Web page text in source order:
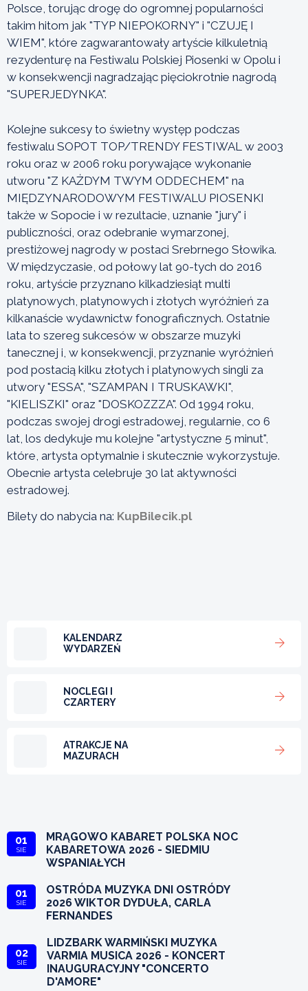
Polsce, torując drogę do ogromnej popularności
takim hitom jak "TYP NIEPOKORNY" i "CZUJĘ I
WIEM", które zagwarantowały artyście kilkuletnią
rezydenturę na Festiwalu Polskiej Piosenki w Opolu i
w konsekwencji nagradzając pięciokrotnie nagrodą
"SUPERJEDYNKA".
Kolejne sukcesy to świetny występ podczas
festiwalu SOPOT TOP/TRENDY FESTIWAL w 2003
roku oraz w 2006 roku porywające wykonanie
utworu "Z KAŻDYM TWYM ODDECHEM" na
MIĘDZYNARODOWYM FESTIWALU PIOSENKI
także w Sopocie i w rezultacie, uznanie "jury" i
publiczności, oraz odebranie wymarzonej,
prestiżowej nagrody w postaci Srebrnego Słowika.
W międzyczasie, od połowy lat 90-tych do 2016
roku, artyście przyznano kilkadziesiąt multi
platynowych, platynowych i złotych wyróżnień za
kilkanaście wydawnictw fonograficznych. Ostatnie
lata to szereg sukcesów w obszarze muzyki
tanecznej i, w konsekwencji, przyznanie wyróżnień
pod postacią kilku złotych i platynowych singli za
utwory "ESSA", "SZAMPAN I TRUSKAWKI",
"KIELISZKI" oraz "DOSKOZZZA". Od 1994 roku,
podczas swojej drogi estradowej, regularnie, co 6
lat, los dedykuje mu kolejne "artystyczne 5 minut",
które, artysta optymalnie i skutecznie wykorzystuje.
Obecnie artysta celebruje 30 lat aktywności
estradowej.
Bilety do nabycia na: KupBilecik.pl
KALENDARZ
WYDARZEŃ
NOCLEGI I
CZARTERY
ATRAKCJE NA
MAZURACH
01
SIE
MRĄGOWO KABARET POLSKA NOC
KABARETOWA 2026 - SIEDMIU
WSPANIAŁYCH
01
SIE
OSTRÓDA MUZYKA DNI OSTRÓDY
2026 WIKTOR DYDUŁA, CARLA
FERNANDES
02
SIE
LIDZBARK WARMIŃSKI MUZYKA
VARMIA MUSICA 2026 - KONCERT
INAUGURACYJNY "CONCERTO
D'AMORE"